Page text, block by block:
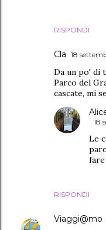
RISPONDI
Cla 18
Da un po' di
Parco del
cascate, mi
RISPONDI
18
Le
fare
Viaggi@mo